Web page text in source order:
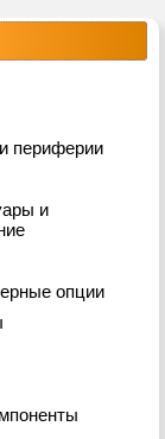
периферии
и
опции